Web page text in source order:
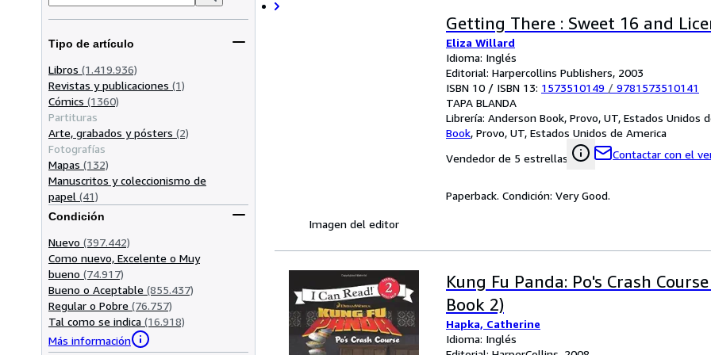
Tipo de artículo
Libros (1.419.936)
Revistas y publicaciones (1)
Cómics (1360)
Partituras
Arte, grabados y pósters (2)
Fotografías
Mapas (132)
Manuscritos y coleccionismo de
papel (41)
Condición
Nuevo (397.442)
Como nuevo, Excelente o Muy
bueno (74.917)
Bueno o Aceptable (855.437)
Regular o Pobre (76.757)
Tal como se indica (16.918)
Más información
Imagen del editor
Getting There : Sweet 16 and
Eliza Willard
Idioma: Inglés
Editorial: Harpercollins Publishers, 2003
ISBN 10 / ISBN 13: 1573510149 / 9781573510141
TAPA BLANDA
Librería: Anderson Book, Provo, UT, Estados Unidos
Book, Provo, UT, Estados Unidos de America
Vendedor de 5 estrellas
Contactar con el
Paperback. Condición: Very Good.
Kung Fu Panda: Po's Crash
Book 2)
Hapka, Catherine
Idioma: Inglés